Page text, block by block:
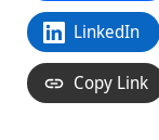
LinkedIn
Copy Link